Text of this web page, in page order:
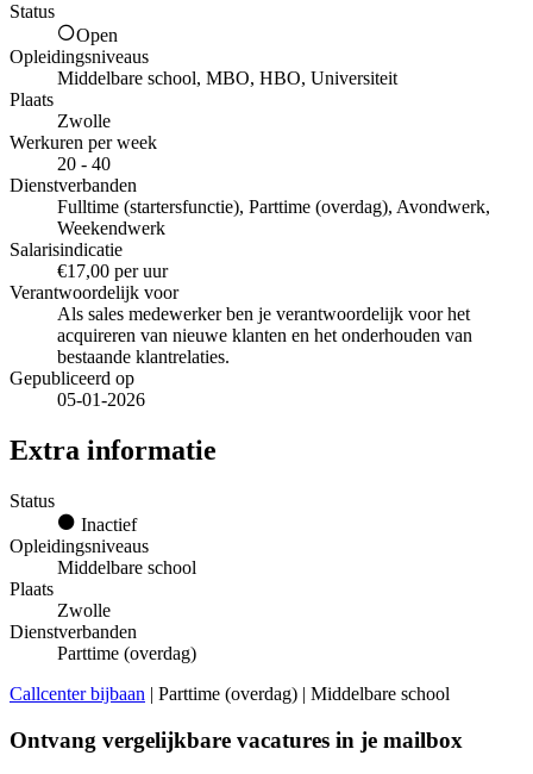
Status
Open
Opleidingsniveaus
Middelbare school, MBO, HBO, Universiteit
Plaats
Zwolle
Werkuren per week
20 - 40
Dienstverbanden
Fulltime (startersfunctie), Parttime (overdag), Avondwerk,
Weekendwerk
Salarisindicatie
€17,00 per uur
Verantwoordelijk voor
Als sales medewerker ben je verantwoordelijk voor het
acquireren van nieuwe klanten en het onderhouden van
bestaande klantrelaties.
Gepubliceerd op
05-01-2026
Extra informatie
Status
Inactief
Opleidingsniveaus
Middelbare school
Plaats
Zwolle
Dienstverbanden
Parttime (overdag)
Callcenter bijbaan | Parttime (overdag) | Middelbare school
Ontvang vergelijkbare vacatures in je mailbox